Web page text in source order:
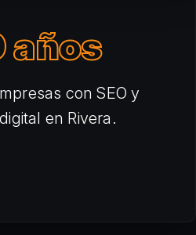
años
con SEO y
en Rivera.